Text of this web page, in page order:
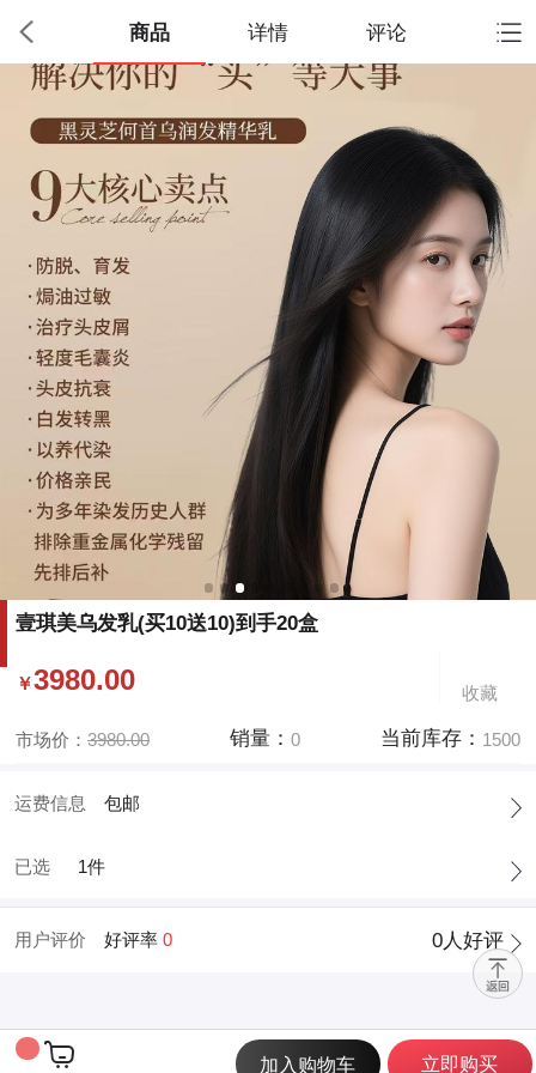
商品 详情 评论
壹琪美乌发乳(买10送10)到手20盒
￥3980.00 收藏
市场价：3980.00 销量： 0 当前库存： 1500
运费信息 包邮
已选 1件
用户评价 好评率 0 0人好评
 加入购物车 立即购买